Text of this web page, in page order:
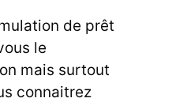
de prêt
le
mais surtout
connaitrez